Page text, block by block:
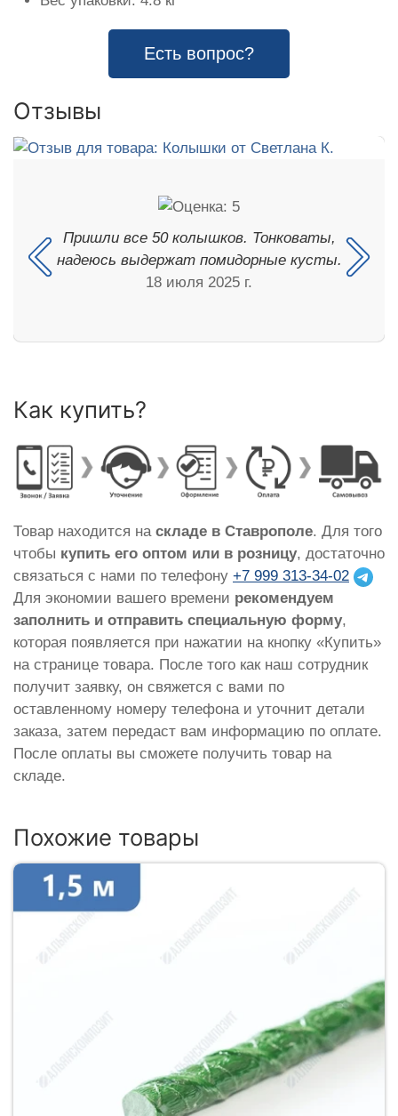
Есть вопрос?
Отзывы
Пришли все 50 колышков. Тонковаты,
надеюсь выдержат помидорные кусты.
18 июля 2025 г.
Как купить?
Товар находится на складе в Ставрополе. Для того
чтобы купить его оптом или в розницу, достаточно
связаться с нами по телефону +7 999 313-34-02
Для экономии вашего времени рекомендуем
заполнить и отправить специальную форму,
которая появляется при нажатии на кнопку «Купить»
на странице товара. После того как наш сотрудник
получит заявку, он свяжется с вами по
оставленному номеру телефона и уточнит детали
заказа, затем передаст вам информацию по оплате.
После оплаты вы сможете получить товар на
складе.
Похожие товары